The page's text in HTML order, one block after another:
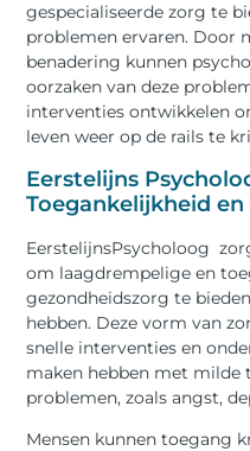
gespecialiseerde zorg te
problemen ervaren. Door
benadering kunnen
oorzaken van deze
interventies ontwikkelen
leven weer op de rails te
Eerstelijns
Toegankelijkheid
EerstelijnsPsycholoog
om laagdrempelige en
gezondheidszorg te
hebben. Deze vorm van
snelle interventies en
maken hebben met milde
problemen, zoals angst,
Mensen kunnen toegang